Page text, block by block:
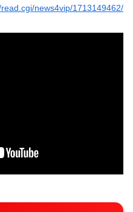
news4vip/1713149462/